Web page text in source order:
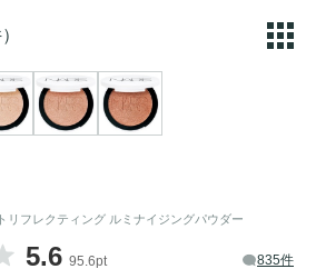
リフレクティング ルミナイジングパウダー
5.6 95.6pt 835件